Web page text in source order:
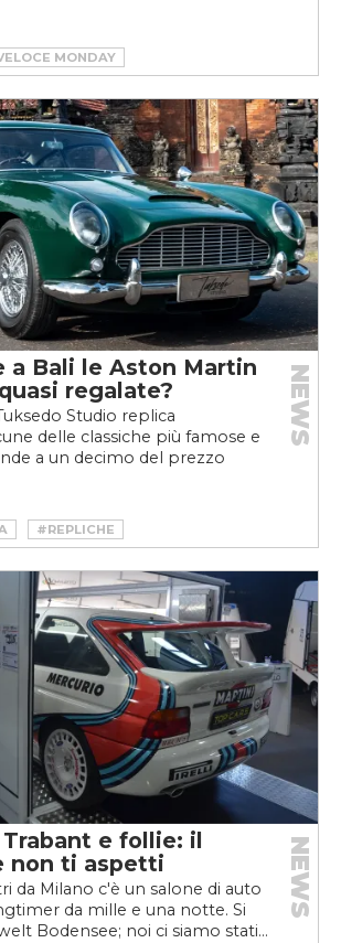
MONDAY
a Bali le Aston Martin
regalate?
Studio replica
delle classiche più famose e
a un decimo del prezzo
NEWS
#REPLICHE
e follie: il
non ti aspetti
da Milano c'è un salone di auto
da mille e una notte. Si
Bodensee; noi ci siamo stati...
NEWS